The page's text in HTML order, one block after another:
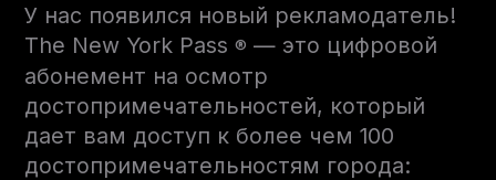
У нас появился новый рекламодатель!
The New York Pass® — это цифровой
абонемент на осмотр
достопримечательностей, который
дает вам доступ к более чем 100
достопримечательностям города: